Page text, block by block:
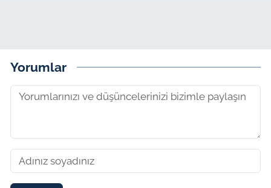
Yorumlar